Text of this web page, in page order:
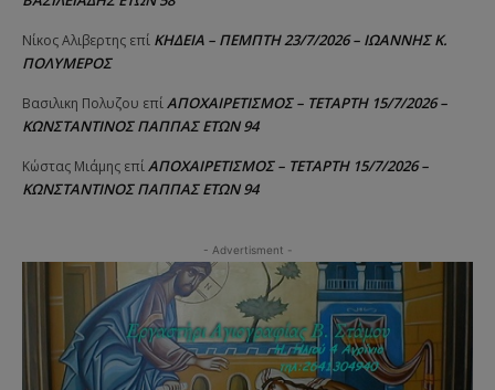
Νίκος Αλιβερτης επί ΚΗΔΕΙΑ – ΠΕΜΠΤΗ 23/7/2026 – ΙΩΑΝΝΗΣ Κ.
ΠΟΛΥΜΕΡΟΣ
Βασιλικη Πολυζου επίΑΠΟΧΑΙΡΕΤΙΣΜΟΣ – ΤΕΤΑΡΤΗ 15/7/2026 –
ΚΩΝΣΤΑΝΤΙΝΟΣ ΠΑΠΠΑΣ ΕΤΩΝ 94
Κώστας Μιάμης επίΑΠΟΧΑΙΡΕΤΙΣΜΟΣ – ΤΕΤΑΡΤΗ 15/7/2026 –
ΚΩΝΣΤΑΝΤΙΝΟΣ ΠΑΠΠΑΣ ΕΤΩΝ 94
- Advertisment -